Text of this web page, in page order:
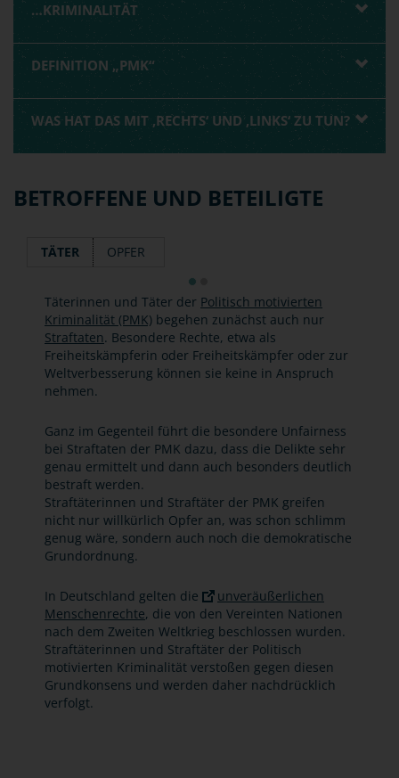
…KRIMINALITÄT
DEFINITION „PMK“
WAS HAT DAS MIT ‚RECHTS‘ UND ‚LINKS‘ ZU TUN?
BETROFFENE UND BETEILIGTE
TÄTER OPFER
Täterinnen und Täter der Politisch motivierten
Kriminalität (PMK) begehen zunächst auch nur
Straftaten. Besondere Rechte, etwa als
Freiheitskämpferin oder Freiheitskämpfer oder zur
Weltverbesserung können sie keine in Anspruch
nehmen.
Ganz im Gegenteil führt die besondere Unfairness
bei Straftaten der PMK dazu, dass die Delikte sehr
genau ermittelt und dann auch besonders deutlich
bestraft werden.
Straftäterinnen und Straftäter der PMK greifen
nicht nur willkürlich Opfer an, was schon schlimm
genug wäre, sondern auch noch die demokratische
Grundordnung.
In Deutschland gelten die
unveräußerlichen
Menschenrechte, die von den Vereinten Nationen
nach dem Zweiten Weltkrieg beschlossen wurden.
Straftäterinnen und Straftäter der Politisch
motivierten Kriminalität verstoßen gegen diesen
Grundkonsens und werden daher nachdrücklich
verfolgt.